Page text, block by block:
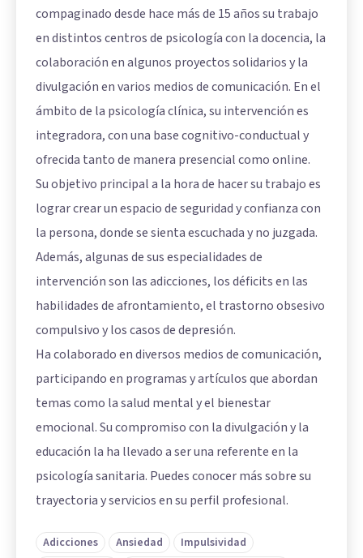
compaginado desde hace más de 15 años su trabajo
en distintos centros de psicología con la docencia, la
colaboración en algunos proyectos solidarios y la
divulgación en varios medios de comunicación. En el
ámbito de la psicología clínica, su intervención es
integradora, con una base cognitivo-conductual y
ofrecida tanto de manera presencial como online.
Su objetivo principal a la hora de hacer su trabajo es
lograr crear un espacio de seguridad y confianza con
la persona, donde se sienta escuchada y no juzgada.
Además, algunas de sus especialidades de
intervención son las adicciones, los déficits en las
habilidades de afrontamiento, el trastorno obsesivo
compulsivo y los casos de depresión.
Ha colaborado en diversos medios de comunicación,
participando en programas y artículos que abordan
temas como la salud mental y el bienestar
emocional. Su compromiso con la divulgación y la
educación la ha llevado a ser una referente en la
psicología sanitaria. Puedes conocer más sobre su
trayectoria y servicios en su perfil profesional.
Adicciones Ansiedad
Impulsividad